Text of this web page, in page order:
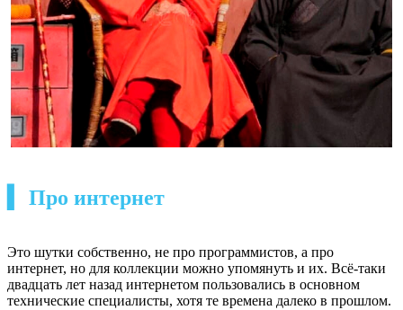
▍ Про интернет
Это шутки собственно, не про программистов, а про
интернет, но для коллекции можно упомянуть и их. Всё-таки
двадцать лет назад интернетом пользовались в основном
технические специалисты, хотя те времена далеко в прошлом.